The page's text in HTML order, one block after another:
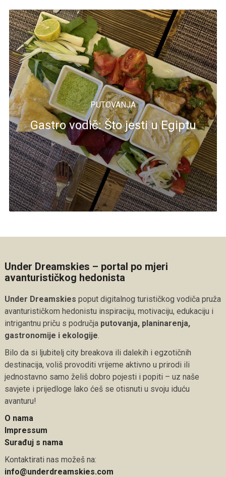
PUTOVANJA
Gastro vodič: Što jesti u Egiptu
Under Dreamskies – portal po mjeri
avanturističkog hedonista
Under Dreamskies poput digitalnog turističkog vodiča pruža
avanturističkom hedonistu inspiraciju, motivaciju, edukaciju i
intrigantnu priču s područja putovanja, planinarenja,
gastronomije i ekologije.
Bilo da si ljubitelj city breakova ili dalekih i egzotičnih
destinacija, voliš provoditi vrijeme aktivno u prirodi ili
jednostavno samo želiš dobro pojesti i popiti – uz naše
savjete i prijedloge lako ćeš se otisnuti u svoju iduću
avanturu!
O nama
Impressum
Surađuj s nama
Kontaktirati nas možeš na:
info@underdreamskies.com